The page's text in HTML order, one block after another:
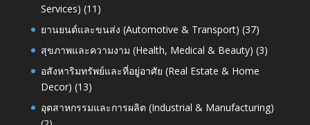
Services) (11)
ยานยนต์และขนส่ง (Automotive & Transport) (37)
สุขภาพและความงาม (Health, Medical & Beauty) (3)
อสังหาริมทรัพย์และที่อยู่อาศัย (Real Estate & Home
Decor) (13)
อุตสาหกรรมและการผลิต (Industrial & Manufacturing)